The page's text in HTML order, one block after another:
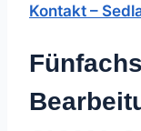
Kontakt –